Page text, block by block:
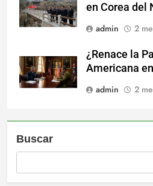
en Corea del
admin
2
¿Renace la
Americana
admin
2
Buscar